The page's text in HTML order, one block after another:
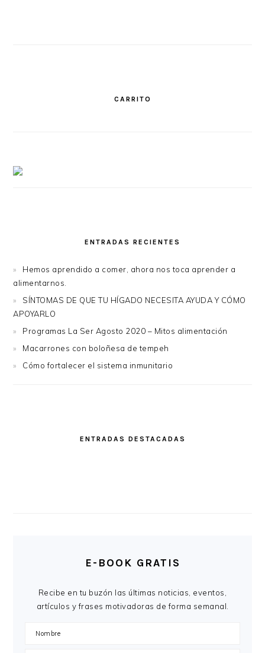
CARRITO
ENTRADAS RECIENTES
Hemos aprendido a comer, ahora nos toca aprender a
alimentarnos.
SÍNTOMAS DE QUE TU HÍGADO NECESITA AYUDA Y CÓMO
APOYARLO
Programas La Ser Agosto 2020 – Mitos alimentación
Macarrones con boloñesa de tempeh
Cómo fortalecer el sistema inmunitario
ENTRADAS DESTACADAS
E-BOOK GRATIS
Recibe en tu buzón las últimas noticias, eventos,
artículos y frases motivadoras de forma semanal.